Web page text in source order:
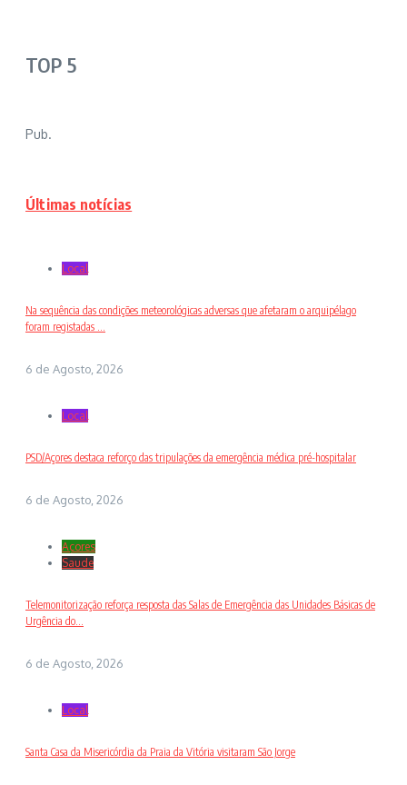
TOP 5
Pub.
Últimas notícias
Local
Na sequência das condições meteorológicas adversas que afetaram o arquipélago
foram registadas ...
6 de Agosto, 2026
Local
PSD/Açores destaca reforço das tripulações da emergência médica pré-hospitalar
6 de Agosto, 2026
Açores
Saude
Telemonitorização reforça resposta das Salas de Emergência das Unidades Básicas de
Urgência do...
6 de Agosto, 2026
Local
Santa Casa da Misericórdia da Praia da Vitória visitaram São Jorge